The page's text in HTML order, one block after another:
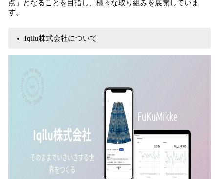
点」となることを目指し、様々な取り組みを展開していま
す。
Iqilu株式会社について